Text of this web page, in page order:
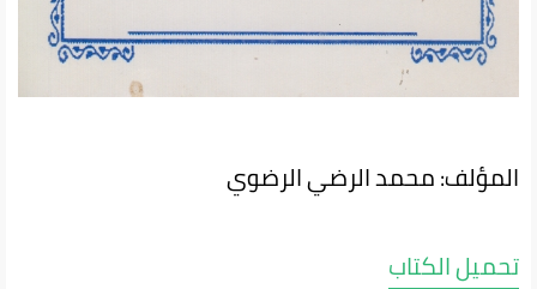
المؤلف: محمد الرضي الرضوي
تحميل الكتاب